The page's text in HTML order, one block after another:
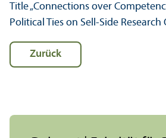
Title „Connections over
Political Ties on Sell-Side Research
Zurück